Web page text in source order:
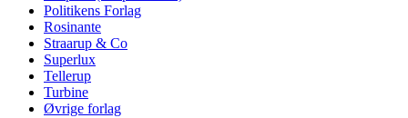
Politikens Forlag
Rosinante
Straarup & Co
Superlux
Tellerup
Turbine
Øvrige forlag